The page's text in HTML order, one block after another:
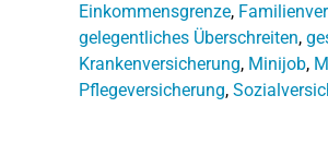
Einkommensgrenze,
gelegentliches Überschreiten,
Krankenversicherung, Minijob,
Pflegeversicherung,